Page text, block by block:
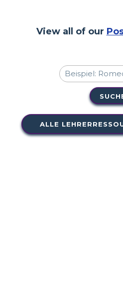
View all of our
ALLE